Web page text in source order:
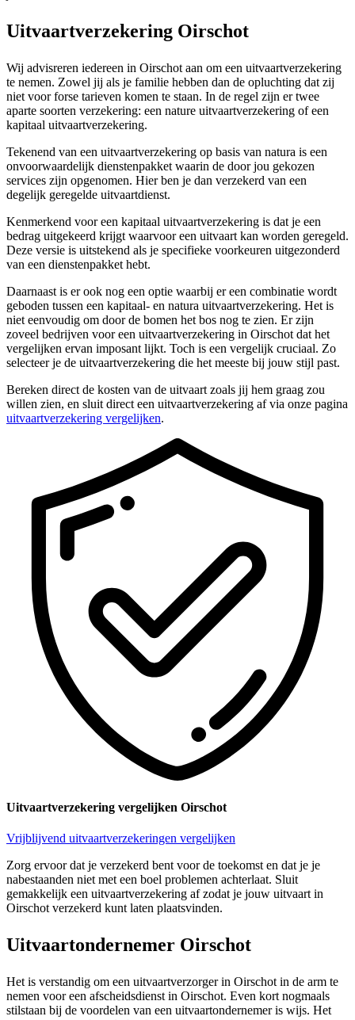
Uitvaartverzekering Oirschot
Wij advisreren iedereen in Oirschot aan om een uitvaartverzekering
te nemen. Zowel jij als je familie hebben dan de opluchting dat zij
niet voor forse tarieven komen te staan. In de regel zijn er twee
aparte soorten verzekering: een nature uitvaartverzekering of een
kapitaal uitvaartverzekering.
Tekenend van een uitvaartverzekering op basis van natura is een
onvoorwaardelijk dienstenpakket waarin de door jou gekozen
services zijn opgenomen. Hier ben je dan verzekerd van een
degelijk geregelde uitvaartdienst.
Kenmerkend voor een kapitaal uitvaartverzekering is dat je een
bedrag uitgekeerd krijgt waarvoor een uitvaart kan worden geregeld.
Deze versie is uitstekend als je specifieke voorkeuren uitgezonderd
van een dienstenpakket hebt.
Daarnaast is er ook nog een optie waarbij er een combinatie wordt
geboden tussen een kapitaal- en natura uitvaartverzekering. Het is
niet eenvoudig om door de bomen het bos nog te zien. Er zijn
zoveel bedrijven voor een uitvaartverzekering in Oirschot dat het
vergelijken ervan imposant lijkt. Toch is een vergelijk cruciaal. Zo
selecteer je de uitvaartverzekering die het meeste bij jouw stijl past.
Bereken direct de kosten van de uitvaart zoals jij hem graag zou
willen zien, en sluit direct een uitvaartverzekering af via onze pagina
uitvaartverzekering vergelijken.
Uitvaartverzekering vergelijken Oirschot
Vrijblijvend uitvaartverzekeringen vergelijken
Zorg ervoor dat je verzekerd bent voor de toekomst en dat je je
nabestaanden niet met een boel problemen achterlaat. Sluit
gemakkelijk een uitvaartverzekering af zodat je jouw uitvaart in
Oirschot verzekerd kunt laten plaatsvinden.
Uitvaartondernemer Oirschot
Het is verstandig om een uitvaartverzorger in Oirschot in de arm te
nemen voor een afscheidsdienst in Oirschot. Even kort nogmaals
stilstaan bij de voordelen van een uitvaartondernemer is wijs. Het